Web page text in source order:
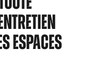
ESPACES